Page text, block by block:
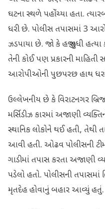
ઘટના સ્થળે પહોંચ્યા હતા.
ધરી છે. પોલીસ તપાસમાં 3
ઝડપાયા છે. જો કે હજી સુધી
તેની કોઈ પણ પ્રકારની
આરોપીઓની પુછપરછ હાથ
ઉલ્લેખનીય છે કે વિરાટનગર
મર્સિડીઝ કારમાં અજાણી
સ્થાનિક લોકોને થઈ હતી, તેથી
આવી હતી. ઓઢવ પોલીસની
ગાડીમાં તપાસ કરતા અજાણી
પડેલો હતો. પોલીસની તપાસમાં
મૃતદેહ હોવાનું બહાર આવ્યું હતું.